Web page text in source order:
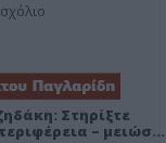
Στηρίξτε
– μειώσ…